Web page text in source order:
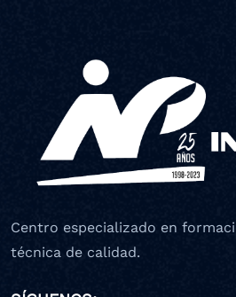
Centro especializado en
técnica de calidad.